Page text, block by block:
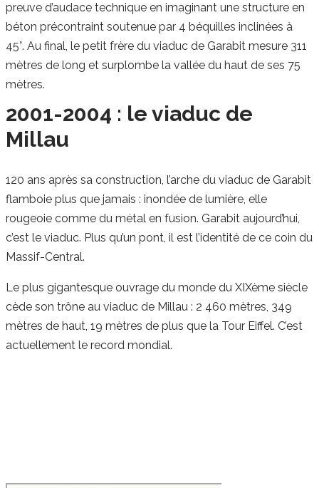
preuve d’audace technique en imaginant une structure en
béton précontraint soutenue par 4 béquilles inclinées à
45°. Au final, le petit frère du viaduc de Garabit mesure 311
mètres de long et surplombe la vallée du haut de ses 75
mètres.
2001-2004 : le viaduc de
Millau
120 ans après sa construction, l’arche du viaduc de Garabit
flamboie plus que jamais : inondée de lumière, elle
rougeoie comme du métal en fusion. Garabit aujourd’hui,
c’est le viaduc. Plus qu’un pont, il est l’identité de ce coin du
Massif-Central.
Le plus gigantesque ouvrage du monde du XIXème siècle
cède son trône au viaduc de Millau : 2 460 mètres, 349
mètres de haut, 19 mètres de plus que la Tour Eiffel. C’est
actuellement le record mondial.